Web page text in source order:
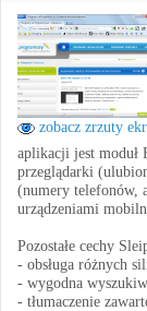
zobacz zrzuty
aplikacji jest moduł
przeglądarki
(numery telefonów,
urządzeniami
Pozostałe cechy
- obsługa różnych
- wygodna
- tłumaczenie